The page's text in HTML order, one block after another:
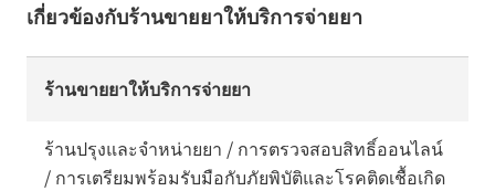
เกี่ยวข้องกับร้านขายยาให้บริการจ่ายยา
ร้านขายยาให้บริการจ่ายยา
ร้านปรุงและจำหน่ายยา / การตรวจสอบสิทธิ์ออนไลน์
/ การเตรียมพร้อมรับมือกับภัยพิบัติและโรคติดเชื้อเกิด